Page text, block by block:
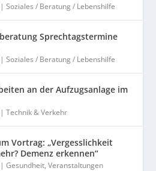
|Soziales / Beratung / Lebenshilfe
Sprechtagstermine
|Soziales / Beratung / Lebenshilfe
an der Aufzugsanlage im
|Technik & Verkehr
Vortrag: „Vergesslichkeit
Demenz erkennen“
|Gesundheit,Veranstaltungen